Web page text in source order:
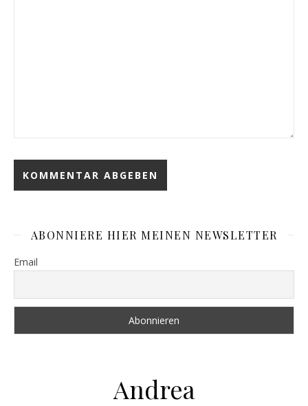
ABONNIERE HIER MEINEN NEWSLETTER
Email
Andrea